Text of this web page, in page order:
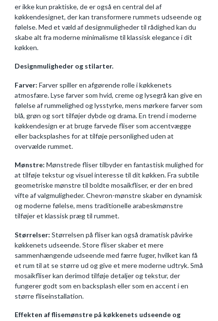
er ikke kun praktiske, de er også en central del af
køkkendesignet, der kan transformere rummets udseende og
følelse. Med et væld af designmuligheder til rådighed kan du
skabe alt fra moderne minimalisme til klassisk elegance i dit
køkken.
Designmuligheder og stilarter.
Farver: Farver spiller en afgørende rolle i køkkenets
atmosfære. Lyse farver som hvid, creme og lysegrå kan give en
følelse af rummelighed og lysstyrke, mens mørkere farver som
blå, grøn og sort tilføjer dybde og drama. En trend i moderne
køkkendesign er at bruge farvede fliser som accentvægge
eller backsplashes for at tilføje personlighed uden at
overvælde rummet.
Mønstre: Mønstrede fliser tilbyder en fantastisk mulighed for
at tilføje tekstur og visuel interesse til dit køkken. Fra subtile
geometriske mønstre til boldte mosaikfliser, er der en bred
vifte af valgmuligheder. Chevron-mønstre skaber en dynamisk
og moderne følelse, mens traditionelle arabeskmønstre
tilføjer et klassisk præg til rummet.
Størrelser: Størrelsen på fliser kan også dramatisk påvirke
køkkenets udseende. Store fliser skaber et mere
sammenhængende udseende med færre fuger, hvilket kan få
et rum til at se større ud og give et mere moderne udtryk. Små
mosaikfliser kan derimod tilføje detaljer og tekstur, der
fungerer godt som en backsplash eller som en accent i en
større fliseinstallation.
Effekten af flisemønstre på køkkenets udseende og